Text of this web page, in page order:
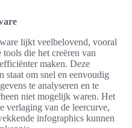
lijkt veelbelovend, vooral
die het creëren van
maken. Deze
staat om snel en eenvoudig
te analyseren en te
niet mogelijk waren. Het
verlaging van de leercurve,
infographics kunnen